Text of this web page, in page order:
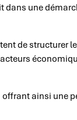
une
de structurer
ainsi une